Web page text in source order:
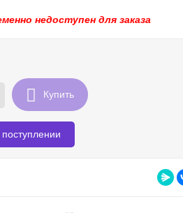
недоступен для заказа
Купить